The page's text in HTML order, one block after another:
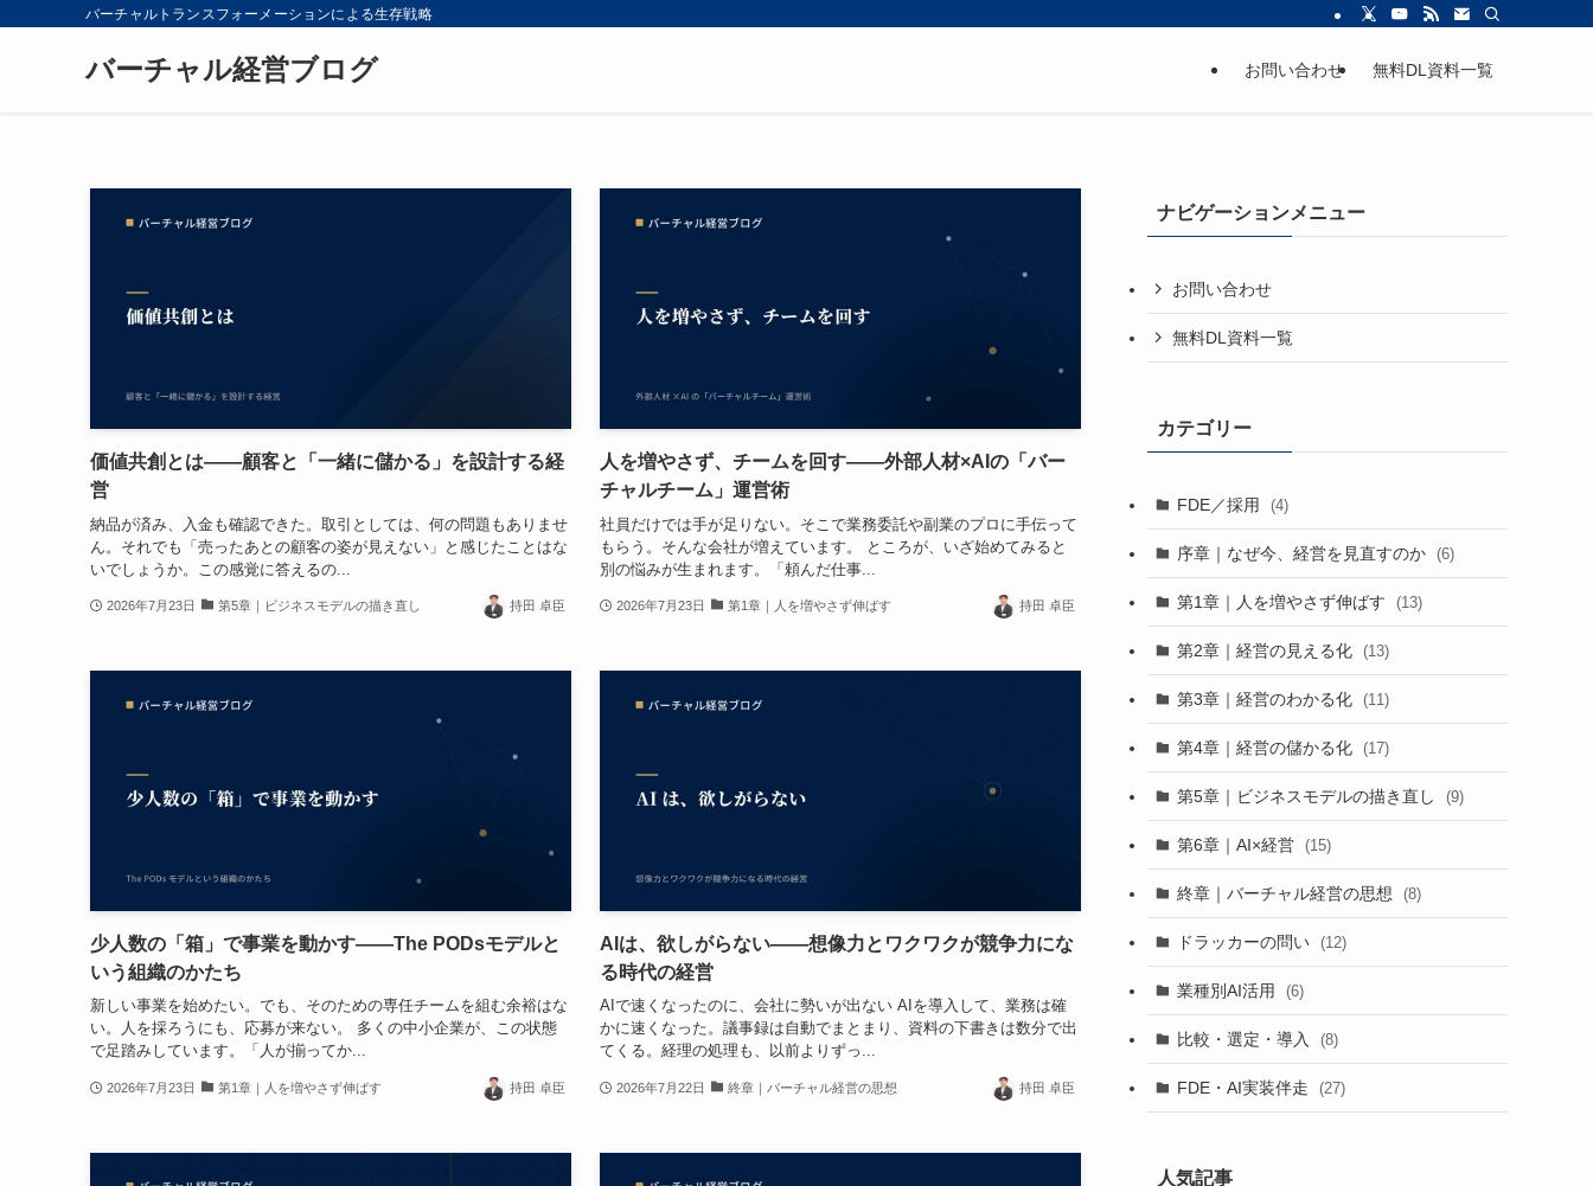
バーチャルトランスフォーメーションによる生存戦略
バーチャル経営ブログ お問い合わせ 無料DL資料一覧
価値共創とは——顧客と「一緒に儲かる」を設計する経
営
納品が済み、入金も確認できた。取引としては、何の問題もありませ
ん。それでも「売ったあとの顧客の姿が見えない」と感じたことはな
いでしょうか。この感覚に答えるの...
2026年7月23日 第5章｜ビジネスモデルの描き直し 持田 卓臣
人を増やさず、チームを回す——外部人材×AIの「バー
チャルチーム」運営術
社員だけでは手が足りない。そこで業務委託や副業のプロに手伝って
もらう。そんな会社が増えています。 ところが、いざ始めてみると
別の悩みが生まれます。「頼んだ仕事...
2026年7月23日 第1章｜人を増やさず伸ばす 持田 卓臣
少人数の「箱」で事業を動かす——The PODsモデルと
いう組織のかたち
新しい事業を始めたい。でも、そのための専任チームを組む余裕はな
い。人を採ろうにも、応募が来ない。 多くの中小企業が、この状態
で足踏みしています。「人が揃ってか...
2026年7月23日 第1章｜人を増やさず伸ばす 持田 卓臣
AIは、欲しがらない——想像力とワクワクが競争力にな
る時代の経営
AIで速くなったのに、会社に勢いが出ない AIを導入して、業務は確
かに速くなった。議事録は自動でまとまり、資料の下書きは数分で出
てくる。経理の処理も、以前よりずっ...
2026年7月22日 終章｜バーチャル経営の思想 持田 卓臣
ナビゲーションメニュー
お問い合わせ
無料DL資料一覧
カテゴリー
FDE／採用 (4)
序章｜なぜ今、経営を見直すのか (6)
第1章｜人を増やさず伸ばす (13)
第2章｜経営の見える化 (13)
第3章｜経営のわかる化 (11)
第4章｜経営の儲かる化 (17)
第5章｜ビジネスモデルの描き直し (9)
第6章｜AI×経営 (15)
終章｜バーチャル経営の思想 (8)
ドラッカーの問い (12)
業種別AI活用 (6)
比較・選定・導入 (8)
FDE・AI実装伴走 (27)
人気記事